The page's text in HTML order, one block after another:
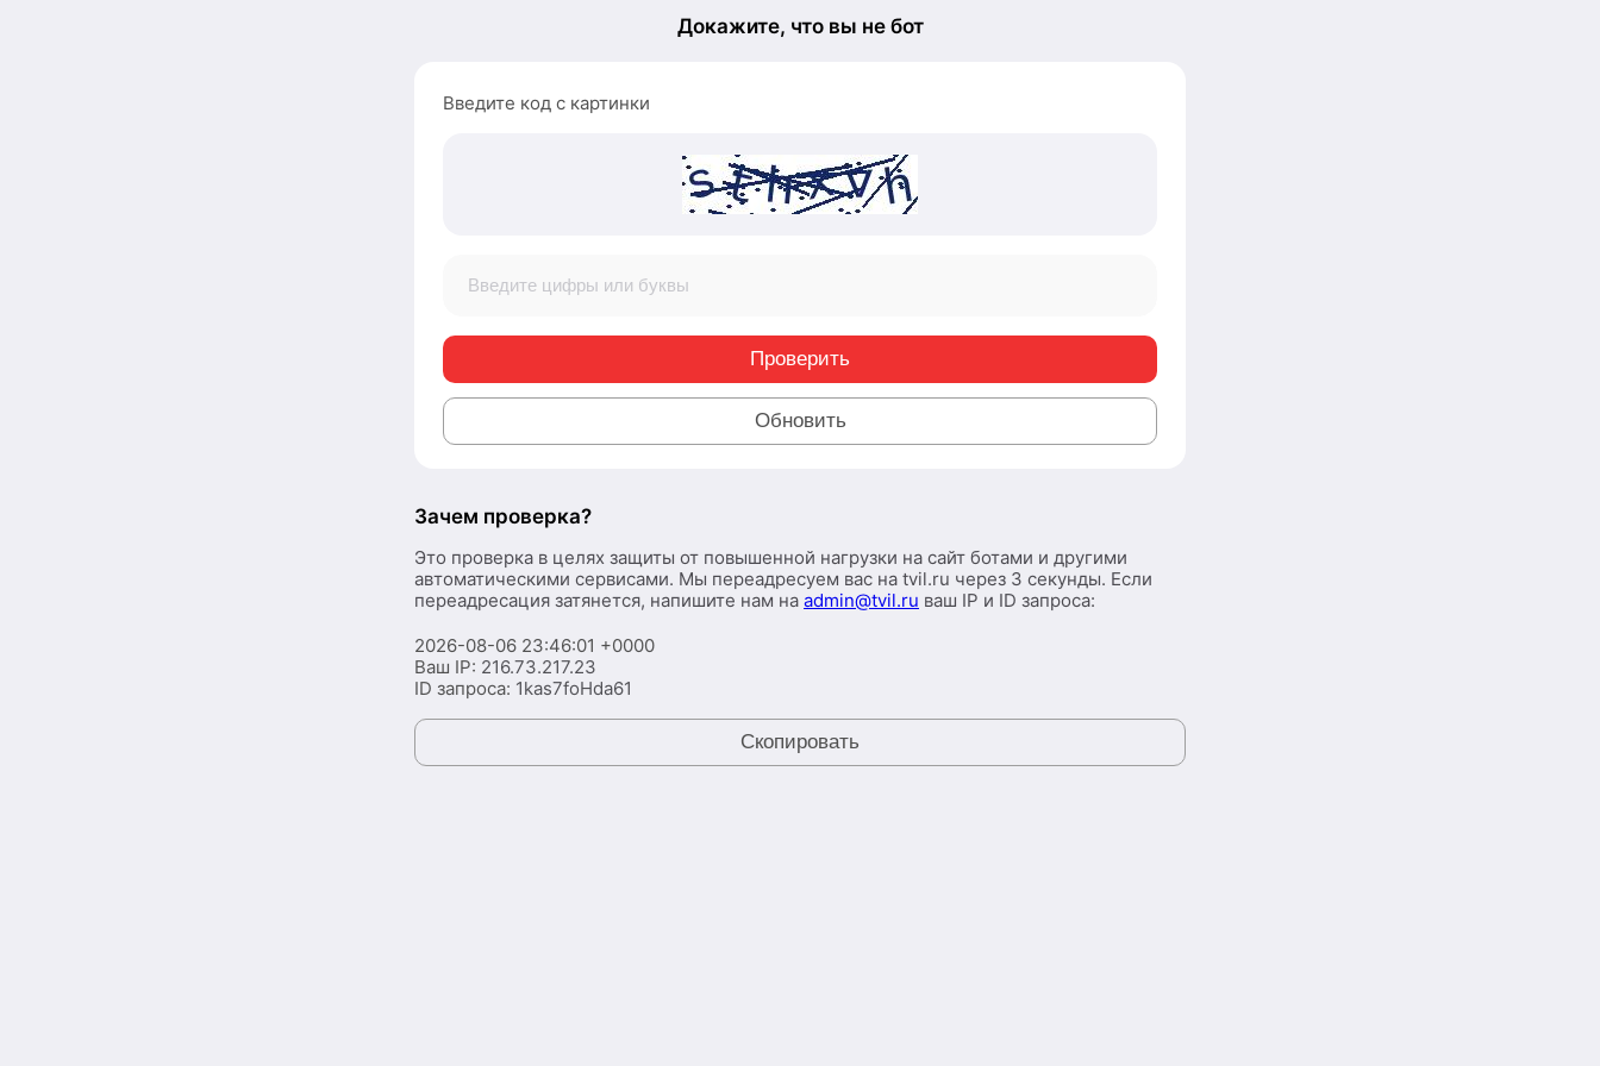
Докажите, что вы не бот
Введите код с картинки
Проверить
Обновить
Зачем проверка?
Это проверка в целях защиты от повышенной нагрузки на сайт ботами и другими
автоматическими сервисами. Мы переадресуем вас на tvil.ru через 3 секунды. Если
переадресация затянется, напишите нам на admin@tvil.ru ваш IP и ID запроса:
2026-08-06 23:46:01 +0000
Ваш IP: 216.73.217.23
ID запроса: 1kas7foHda61
Скопировать